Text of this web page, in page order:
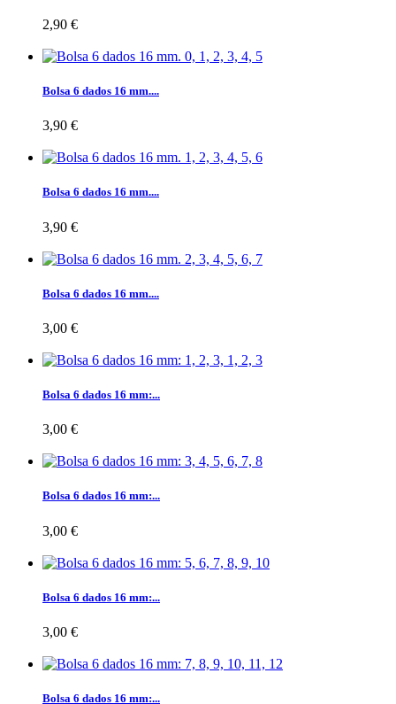
2,90 €
Bolsa 6 dados 16 mm....
3,90 €
Bolsa 6 dados 16 mm....
3,90 €
Bolsa 6 dados 16 mm....
3,00 €
Bolsa 6 dados 16 mm:...
3,00 €
Bolsa 6 dados 16 mm:...
3,00 €
Bolsa 6 dados 16 mm:...
3,00 €
Bolsa 6 dados 16 mm:...